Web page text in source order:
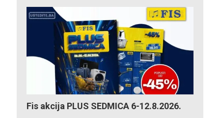
Fis akcija PLUS SEDMICA 6-12.8.2026.